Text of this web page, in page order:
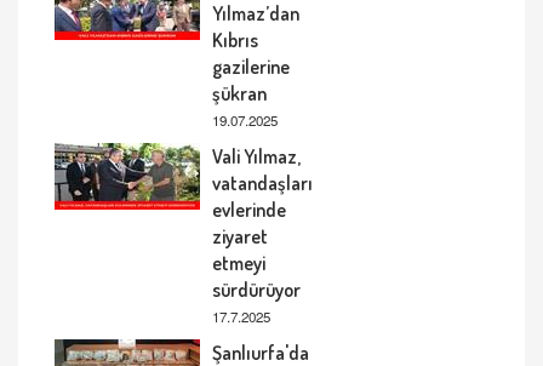
Yılmaz’dan
Kıbrıs
gazilerine
şükran
19.07.2025
Vali Yılmaz,
vatandaşları
evlerinde
ziyaret
etmeyi
sürdürüyor
17.7.2025
Şanlıurfa'da